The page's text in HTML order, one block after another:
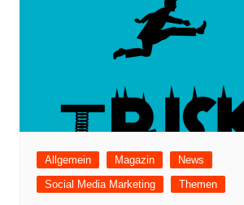
Allgemein Magazin
News
Social Media Marketing
Themen